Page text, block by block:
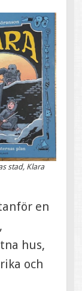
stad, Klara
en
hus,
och